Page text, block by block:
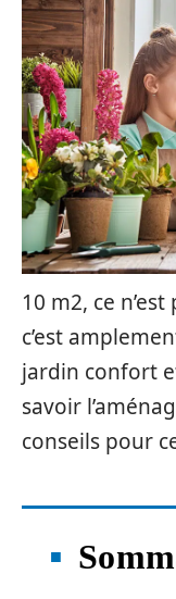
10 m2, ce
c’est
jardin confort
savoir
conseils pour